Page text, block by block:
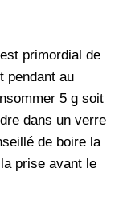
primordial de
pendant au
5 g soit
dans un verre
de boire la
prise avant le